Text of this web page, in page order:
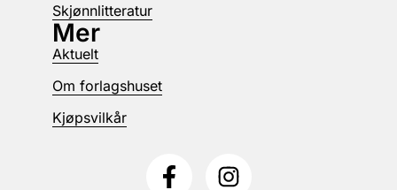
Skjønnlitteratur
Mer
Aktuelt
Om forlagshuset
Kjøpsvilkår